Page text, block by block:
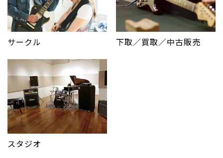
サークル 下取／買取／中古販売
スタジオ